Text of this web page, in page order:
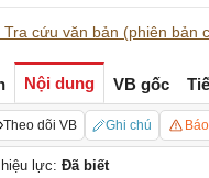
Tra cứu văn bản (phiên bản
Nội dung VB gốc
Theo dõi VB Ghi chú
lực: Đã biết